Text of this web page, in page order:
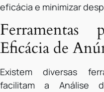
eficácia e minimizar
Eficácia de
Existem diversas
facilitam a Análise